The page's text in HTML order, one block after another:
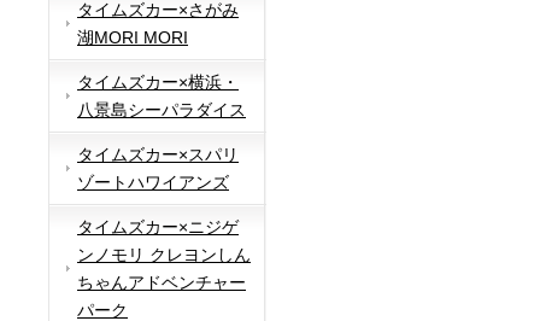
タイムズカー×さがみ
湖MORI MORI
タイムズカー×横浜・
八景島シーパラダイス
タイムズカー×スパリ
ゾートハワイアンズ
タイムズカー×ニジゲ
ンノモリ クレヨンしん
ちゃんアドベンチャー
パーク